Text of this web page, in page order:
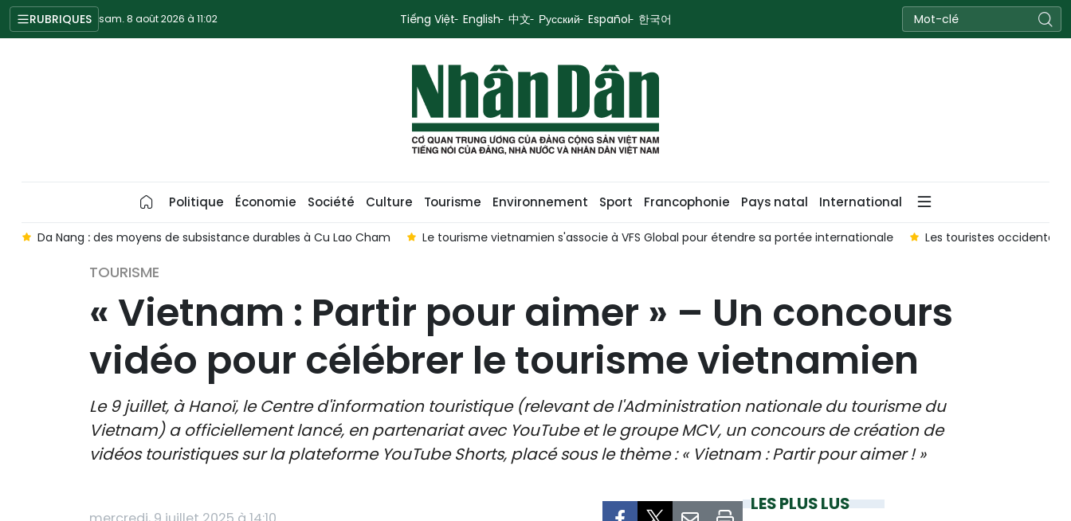
RUBRIQUES sam. 8 août 2026 à 11:02 Tiếng Việt English 中文 Русский Español 한국어
Politique Économie Société Culture Tourisme Environnement Sport Francophonie Pays natal International
Da Nang : des moyens de subsistance durables à Cu Lao Cham Le tourisme vietnamien s'associe à VFS Global pour étendre sa portée internationale Les touristes
TOURISME
« Vietnam : Partir pour aimer » – Un concours
vidéo pour célébrer le tourisme vietnamien
Le 9 juillet, à Hanoï, le Centre d'information touristique (relevant de l'Administration nationale du tourisme du
Vietnam) a officiellement lancé, en partenariat avec YouTube et le groupe MCV, un concours de création de
vidéos touristiques sur la plateforme YouTube Shorts, placé sous le thème : « Vietnam : Partir pour aimer ! »
LES PLUS LUS